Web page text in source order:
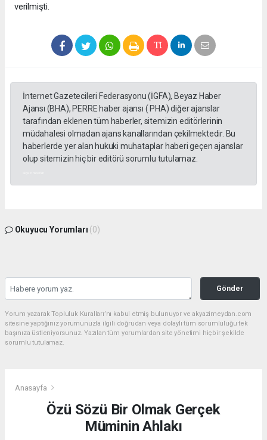
verilmişti.
İnternet Gazetecileri Federasyonu (İGFA), Beyaz Haber
Ajansı (BHA), PERRE haber ajansı ( PHA) diğer ajanslar
tarafından eklenen tüm haberler, sitemizin editörlerinin
müdahalesi olmadan ajans kanallarından çekilmektedir. Bu
haberlerde yer alan hukuki muhataplar haberi geçen ajanslar
olup sitemizin hiç bir editörü sorumlu tutulamaz.
Okuyucu Yorumları (0)
Gönder
Yorum yazarak Topluluk Kuralları’nı kabul etmiş bulunuyor ve akyazimeydan.com
sitesine yaptığınız yorumunuzla ilgili doğrudan veya dolaylı tüm sorumluluğu tek
başınıza üstleniyorsunuz. Yazılan tüm yorumlardan site yönetimi hiçbir şekilde
sorumlu tutulamaz.
Anasayfa
Özü Sözü Bir Olmak Gerçek
Müminin Ahlakı